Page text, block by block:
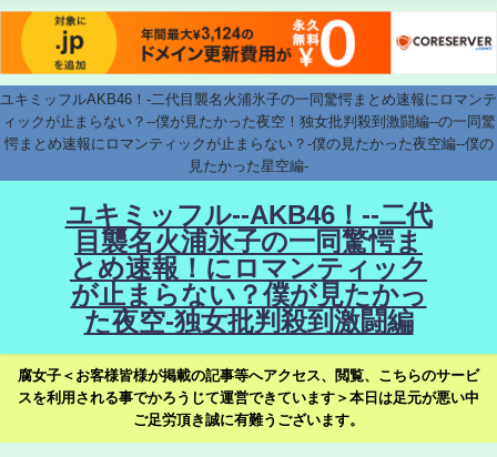
ユキミッフルAKB46！-二代目襲名火浦氷子の一同驚愕まとめ速報にロマンテ
ィックが止まらない？--僕が見たかった夜空！独女批判殺到激闘編--の一同驚
愕まとめ速報にロマンティックが止まらない？-僕の見たかった夜空編--僕の
見たかった星空編-
ユキミッフル--AKB46！--二代
目襲名火浦氷子の一同驚愕ま
とめ速報！にロマンティック
が止まらない？僕が見たかっ
た夜空-独女批判殺到激闘編
腐女子＜お客様皆様が掲載の記事等へアクセス、閲覧、こちらのサービ
スを利用される事でかろうじて運営できています＞本日は足元が悪い中
ご足労頂き誠に有難うございます。